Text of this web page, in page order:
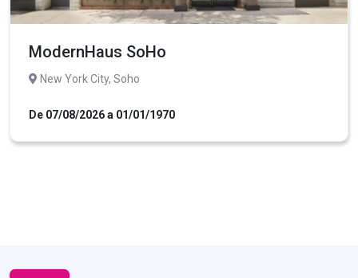
ModernHaus SoHo
New York City, Soho
De 07/08/2026 a 01/01/1970